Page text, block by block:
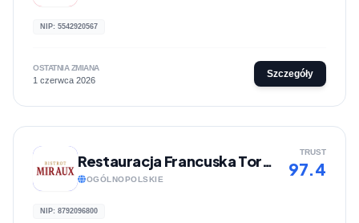
NIP: 5542920567
OSTATNIA ZMIANA
1 czerwca 2026
Szczegóły
Restauracja Francuska Toruń Bistrot Miraux
OGÓLNOPOLSKIE
TRUST
97.4
NIP: 8792096800